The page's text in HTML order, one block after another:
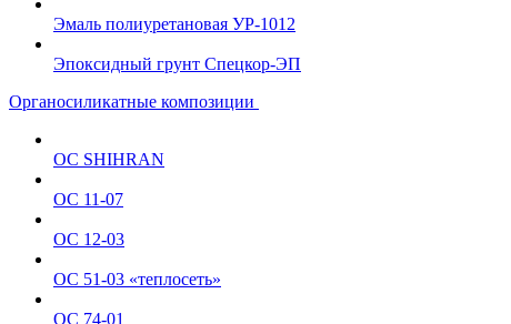
Эмаль полиуретановая УР-1012
Эпоксидный грунт Спецкор-ЭП
Органосиликатные композиции
ОС SHIHRAN
ОС 11-07
ОС 12-03
ОС 51-03 «теплосеть»
ОС 74-01